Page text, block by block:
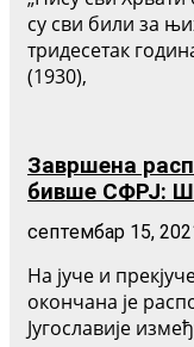
су сви били за
тридесетак
(1930),
Завршена
бивше СФРЈ:
септембар 15,
На јуче и
окончана је
Југославије